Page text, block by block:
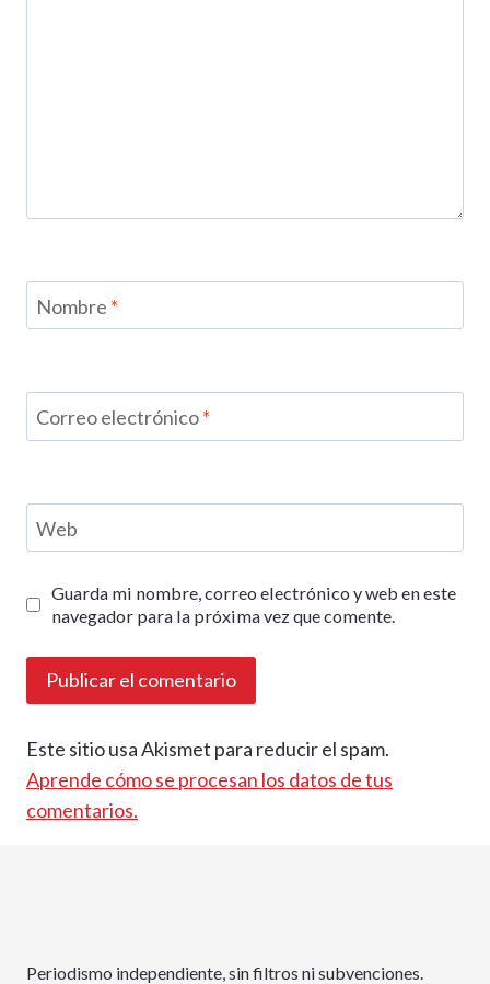
Nombre *
Correo electrónico*
Web
Guarda mi nombre, correo electrónico y web en este
navegador para la próxima vez que comente.
Este sitio usa Akismet para reducir el spam.
Aprende cómo se procesan los datos de tus
comentarios.
Periodismo independiente, sin filtros ni subvenciones.